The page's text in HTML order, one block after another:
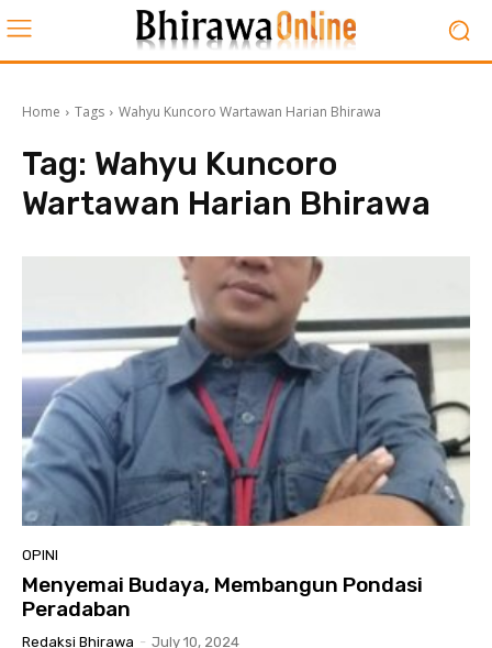
Home Tags Wahyu Kuncoro Wartawan Harian Bhirawa
Tag: Wahyu Kuncoro
Wartawan Harian Bhirawa
OPINI
Menyemai Budaya, Membangun Pondasi
Peradaban
Redaksi Bhirawa - July 10, 2024